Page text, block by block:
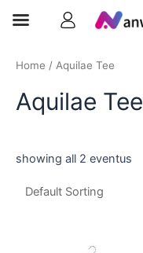
Home / Aquilae Tee
Aquilae Tee
showing all 2 eventus